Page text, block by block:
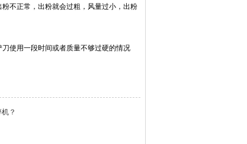
不正常，出粉就会过粗，风量过小，出粉
使用一段时间或者质量不够过硬的情况
？